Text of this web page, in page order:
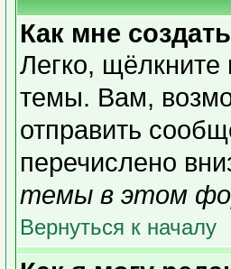
Как мне
Легко,
темы. Вам,
отправить
перечислено
темы в этом
Вернуться к началу